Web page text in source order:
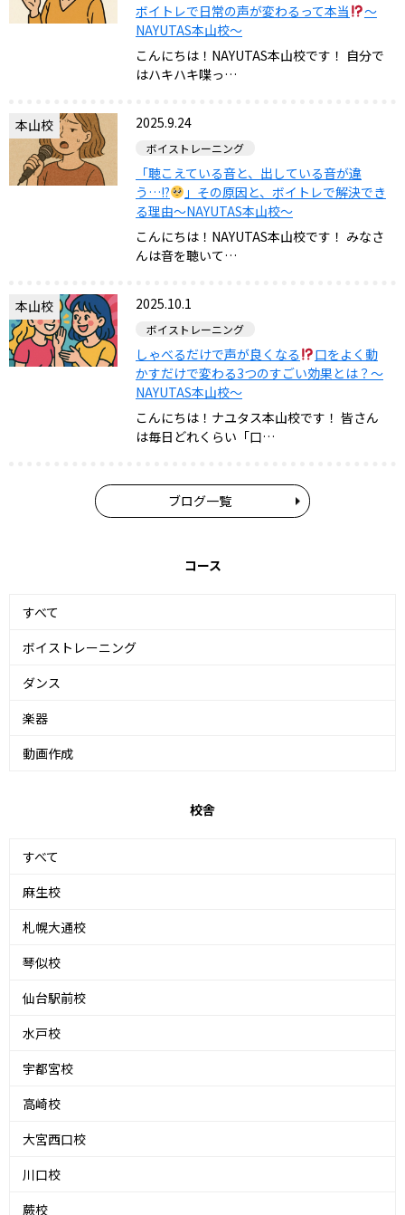
ボイトレで日常の声が変わるって本当
〜
NAYUTAS本山校〜
こんにちは！NAYUTAS本山校です！ 自分で
はハキハキ喋っ…
本山校 2025.9.24
ボイストレーニング
「聴こえている音と、出している音が違
う…!?
」その原因と、ボイトレで解決でき
る理由〜NAYUTAS本山校〜
こんにちは！NAYUTAS本山校です！ みなさ
んは音を聴いて…
本山校 2025.10.1
ボイストレーニング
しゃべるだけで声が良くなる
口をよく動
かすだけで変わる3つのすごい効果とは？〜
NAYUTAS本山校〜
こんにちは！ナユタス本山校です！ 皆さん
は毎日どれくらい「口…
ブログ一覧
コース
すべて
ボイストレーニング
ダンス
楽器
動画作成
校舎
すべて
麻生校
札幌大通校
琴似校
仙台駅前校
水戸校
宇都宮校
高崎校
大宮西口校
川口校
蕨校